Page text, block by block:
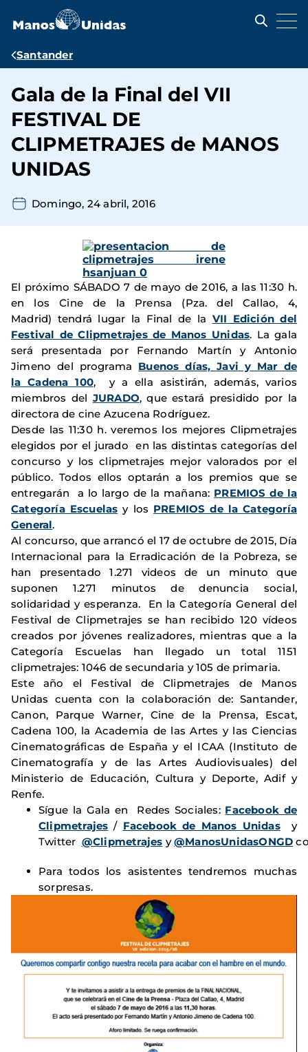
contenido
Ruta
navegación
Santander
Gala de la Final del VII
FESTIVAL DE
CLIPMETRAJES de MANOS
UNIDAS
Domingo, 24 abril, 2016
El próximo SÁBADO 7 de mayo de 2016, a las 11:30 h.
en los Cine de la Prensa (Pza. del Callao, 4,
Madrid) tendrá lugar la Final de la VII Edición del
Festival de Clipmetrajes de Manos Unidas. La gala
será presentada por Fernando Martín y Antonio
Jimeno del programa Buenos días, Javi y Mar de
la Cadena 100, y a ella asistirán, además, varios
miembros del JURADO, que estará presidido por la
directora de cine Azucena Rodríguez.
Desde las 11:30 h. veremos los mejores Clipmetrajes
elegidos por el jurado en las distintas categorías del
concurso y los clipmetrajes mejor valorados por el
público. Todos ellos optarán a los premios que se
entregarán a lo largo de la mañana: PREMIOS de la
Categoría Escuelas y los PREMIOS de laCategoría
General.
Al concurso, que arrancó el 17 de octubre de 2015, Día
Internacional para la Erradicación de la Pobreza, se
han presentado 1.271 videos de un minuto que
suponen 1.271 minutos de denuncia social,
solidaridad y esperanza. En la Categoría General del
Festival de Clipmetrajes se han recibido 120 vídeos
creados por jóvenes realizadores, mientras que a la
Categoría Escuelas han llegado un total 1151
clipmetrajes: 1046 de secundaria y 105 de primaria.
Este año el Festival de Clipmetrajes de Manos
Unidas cuenta con la colaboración de: Santander,
Canon, Parque Warner, Cine de la Prensa, Escat,
Cadena 100, la Academia de las Artes y las Ciencias
Cinematográficas de España y el ICAA (Instituto de
Cinematografía y de las Artes Audiovisuales) del
Ministerio de Educación, Cultura y Deporte, Adif y
Renfe.
Sígue la Gala en Redes Sociales: Facebook de
Clipmetrajes / Facebook de Manos Unidasy
Twitter @Clipmetrajes y@ManosUnidasONGD
Para todos los asistentes tendremos muchas
sorpresas.